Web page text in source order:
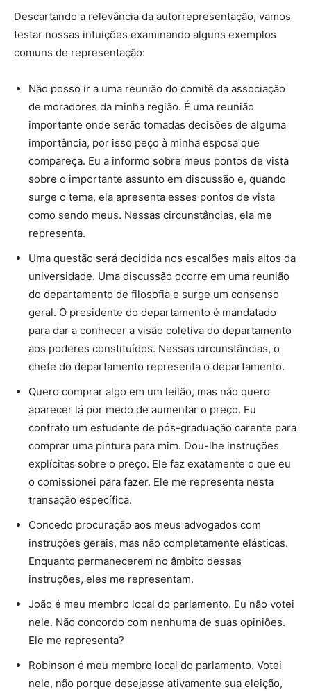
Descartando a relevância da autorrepresentação, vamos
testar nossas intuições examinando alguns exemplos
comuns de representação:
Não posso ir a uma reunião do comitê da associação
de moradores da minha região. É uma reunião
importante onde serão tomadas decisões de alguma
importância, por isso peço à minha esposa que
compareça. Eu a informo sobre meus pontos de vista
sobre o importante assunto em discussão e, quando
surge o tema, ela apresenta esses pontos de vista
como sendo meus. Nessas circunstâncias, ela me
representa.
Uma questão será decidida nos escalões mais altos da
universidade. Uma discussão ocorre em uma reunião
do departamento de filosofia e surge um consenso
geral. O presidente do departamento é mandatado
para dar a conhecer a visão coletiva do departamento
aos poderes constituídos. Nessas circunstâncias, o
chefe do departamento representa o departamento.
Quero comprar algo em um leilão, mas não quero
aparecer lá por medo de aumentar o preço. Eu
contrato um estudante de pós-graduação carente para
comprar uma pintura para mim. Dou-lhe instruções
explícitas sobre o preço. Ele faz exatamente o que eu
o comissionei para fazer. Ele me representa nesta
transação específica.
Concedo procuração aos meus advogados com
instruções gerais, mas não completamente elásticas.
Enquanto permanecerem no âmbito dessas
instruções, eles me representam.
João é meu membro local do parlamento. Eu não votei
nele. Não concordo com nenhuma de suas opiniões.
Ele me representa?
Robinson é meu membro local do parlamento. Votei
nele, não porque desejasse ativamente sua eleição,